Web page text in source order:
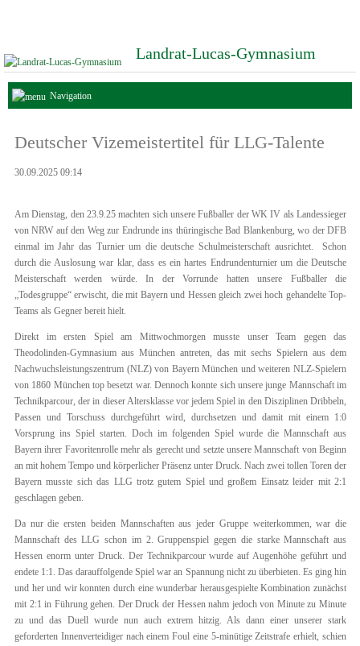
Landrat-Lucas-Gymnasium
Navigation
Deutscher Vizemeistertitel für LLG-Talente
30.09.2025 09:14
Am Dienstag, den 23.9.25 machten sich unsere Fußballer der WK IV als Landessieger
von NRW auf den Weg zur Endrunde ins thüringische Bad Blankenburg, wo der DFB
einmal im Jahr das Turnier um die deutsche Schulmeisterschaft ausrichtet. Schon
durch die Auslosung war klar, dass es ein hartes Endrundenturnier um die Deutsche
Meisterschaft werden würde. In der Vorrunde hatten unsere Fußballer die
„Todesgruppe“ erwischt, die mit Bayern und Hessen gleich zwei hoch gehandelte Top-
Teams als Gegner bereit hielt.
Direkt im ersten Spiel am Mittwochmorgen musste unser Team gegen das
Theodolinden-Gymnasium aus München antreten, das mit sechs Spielern aus dem
Nachwuchsleistungszentrum (NLZ) von Bayern München und weiteren NLZ-Spielern
von 1860 München top besetzt war. Dennoch konnte sich unsere junge Mannschaft im
Technikparcour, der in dieser Altersklasse vor jedem Spiel in den Disziplinen Dribbeln,
Passen und Torschuss durchgeführt wird, durchsetzen und damit mit einem 1:0
Vorsprung ins Spiel starten. Doch im folgenden Spiel wurde die Mannschaft aus
Bayern ihrer Favoritenrolle mehr als gerecht und setzte unsere Mannschaft von Beginn
an mit hohem Tempo und körperlicher Präsenz unter Druck. Nach zwei tollen Toren der
Bayern musste sich das LLG trotz gutem Spiel und großem Einsatz leider mit 2:1
geschlagen geben.
Da nur die ersten beiden Mannschaften aus jeder Gruppe weiterkommen, war die
Mannschaft des LLG schon im 2. Gruppenspiel gegen die starke Mannschaft aus
Hessen enorm unter Druck. Der Technikparcour wurde auf Augenhöhe geführt und
endete 1:1. Das darauffolgende Spiel war an Spannung nicht zu überbieten. Es ging hin
und her und wir konnten durch eine wunderbar herausgespielte Kombination zunächst
mit 2:1 in Führung gehen. Der Druck der Hessen nahm jedoch von Minute zu Minute
zu und das Duell wurde nun auch extrem hitzig. Als dann einer unserer stark
geforderten Innenverteidiger nach einem Foul eine 5-minütige Zeitstrafe erhielt, schien